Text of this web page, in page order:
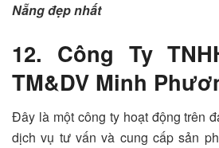
Nẵng đẹp nhất
12. Công Ty
TM&DV Minh
Đây là một công ty hoạt động trên
dịch vụ tư vấn và cung cấp sản